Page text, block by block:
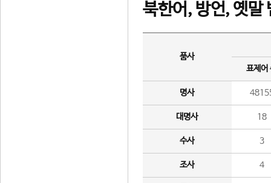
북한어, 방언, 옛말
품사
표제어
명사
대명사 18
수사 3
조사 4